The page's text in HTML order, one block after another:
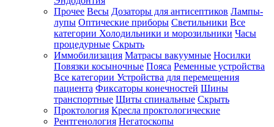
Прочее Весы Дозаторы для антисептиков Лампы-
лупы Оптические приборы Светильники Все
категории Холодильники и морозильники Часы
процедурные Скрыть
Иммобилизация Матрасы вакуумные Носилки
Повязки косыночные Пояса Ременные устройства
Все категории Устройства для перемещения
пациента Фиксаторы конечностей Шины
транспортные Щиты спинальные Скрыть
Проктология Кресла проктологические
Рентгенология Негатоскопы